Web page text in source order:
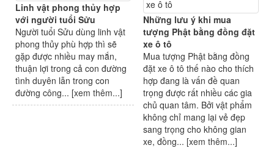
Linh vật phong thủy hợp
với người tuổi Sửu
Người tuổi Sửu dùng linh vật
phong thủy phù hợp thì sẽ
gặp được nhiều may mắn,
thuận lợi trong cả con đường
tình duyên lẫn trong con
đường công... [xem thêm...]
Những lưu ý khi mua
tượng Phật bằng đồng đặt
xe ô tô
Mua tượng Phật bằng đồng
đặt xe ô tô thế nào cho thích
hợp đang là vấn đề quan
trọng được rất nhiều các gia
chủ quan tâm. Bởi vật phẩm
không chỉ mang lại vẻ đẹp
sang trọng cho không gian
xe, đồng... [xem thêm...]